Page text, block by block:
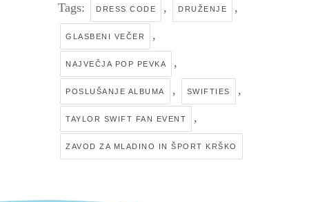
Tags: DRESS CODE , DRUŽENJE ,
GLASBENI VEČER ,
NAJVEČJA POP PEVKA ,
POSLUŠANJE ALBUMA , SWIFTIES ,
TAYLOR SWIFT FAN EVENT ,
ZAVOD ZA MLADINO IN ŠPORT KRŠKO